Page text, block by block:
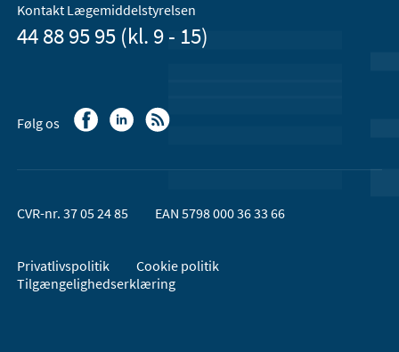
Kontakt Lægemiddelstyrelsen
44 88 95 95 (kl. 9 - 15)
Følg os
CVR-nr. 37 05 24 85 EAN 5798 000 36 33 66
Privatlivspolitik
Cookie politik
Tilgængelighedserklæring